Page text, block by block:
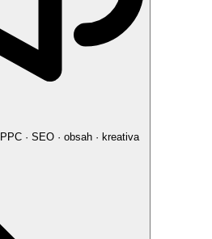
PPC · SEO · obsah · kreativa